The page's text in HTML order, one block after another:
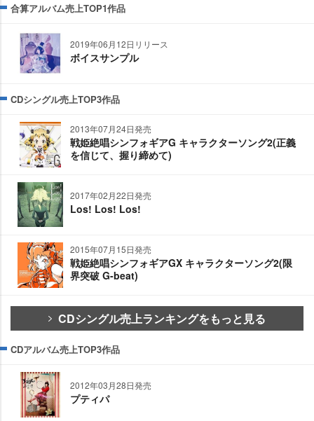
合算アルバム売上TOP1作品
2019年06月12日リリース
ボイスサンプル
CDシングル売上TOP3作品
2013年07月24日発売
戦姫絶唱シンフォギアG キャラクターソング2(正義
を信じて、握り締めて)
2017年02月22日発売
Los! Los! Los!
2015年07月15日発売
戦姫絶唱シンフォギアGX キャラクターソング2(限
界突破 G-beat)
CDシングル売上ランキングをもっと見る
CDアルバム売上TOP3作品
2012年03月28日発売
プティパ